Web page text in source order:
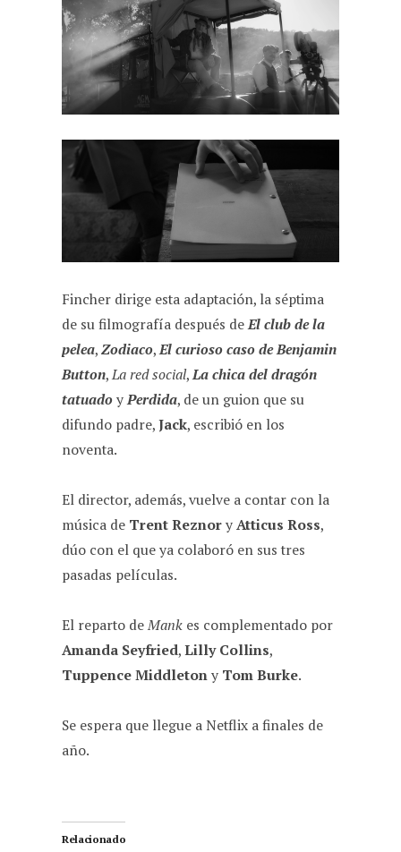
Fincher dirige esta adaptación, la séptima
de su filmografía después deEl club de la
pelea,Zodiaco,El curioso caso de Benjamin
Button,La red social,La chica del dragón
tatuadoyPerdida, de un guion que su
difundo padre,Jack, escribió en los
noventa.
El director, además, vuelve a contar con la
música de Trent ReznoryAtticus Ross,
dúo con el que ya colaboró en sus tres
pasadas películas.
El reparto deMank es complementado por
Amanda Seyfried,Lilly Collins,
Tuppence Middletony Tom Burke.
Se espera que llegue a Netflix a finales de
año.
Relacionado